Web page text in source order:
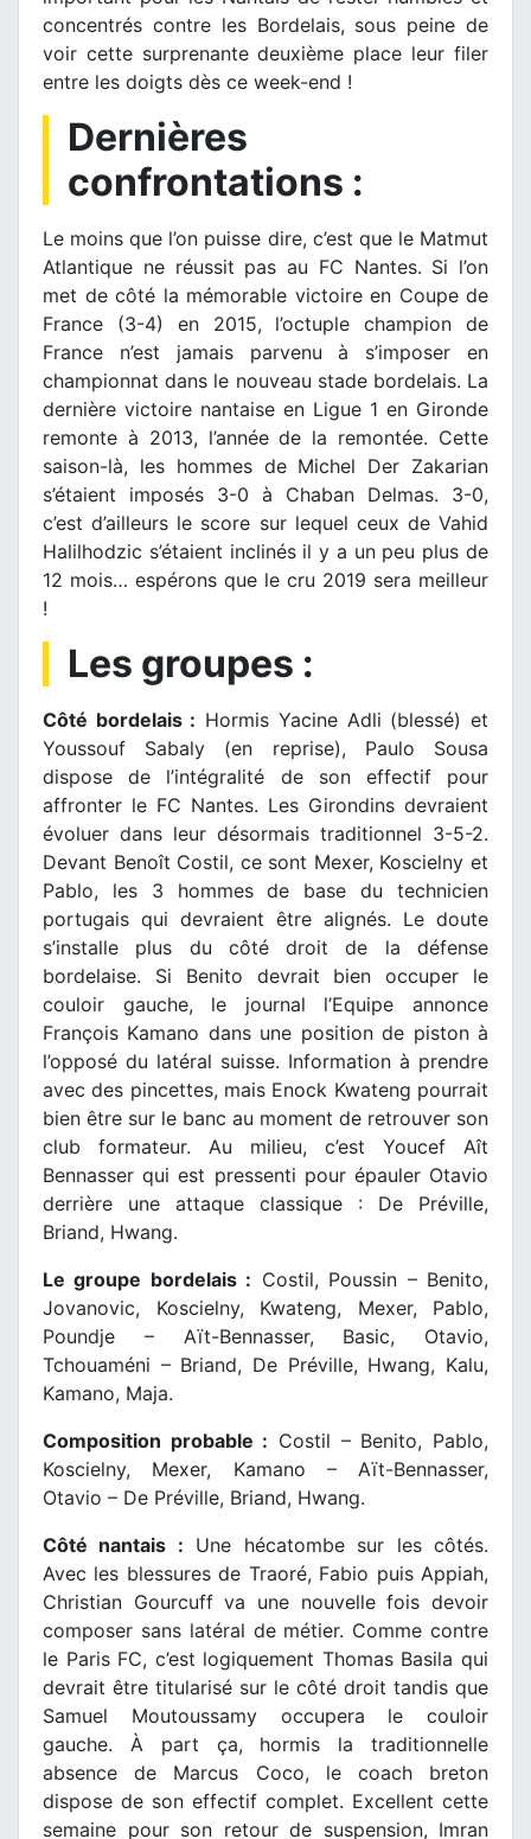
concentrés contre les Bordelais, sous peine de
voir cette surprenante deuxième place leur filer
entre les doigts dès ce week-end !
Dernières
confrontations :
Le moins que l’on puisse dire, c’est que le Matmut
Atlantique ne réussit pas au FC Nantes. Si l’on
met de côté la mémorable victoire en Coupe de
France (3-4) en 2015, l’octuple champion de
France n’est jamais parvenu à s’imposer en
championnat dans le nouveau stade bordelais. La
dernière victoire nantaise en Ligue 1 en Gironde
remonte à 2013, l’année de la remontée. Cette
saison-là, les hommes de Michel Der Zakarian
s’étaient imposés 3-0 à Chaban Delmas. 3-0,
c’est d’ailleurs le score sur lequel ceux de Vahid
Halilhodzic s’étaient inclinés il y a un peu plus de
12 mois… espérons que le cru 2019 sera meilleur
!
Les groupes :
Côté bordelais : Hormis Yacine Adli (blessé) et
Youssouf Sabaly (en reprise), Paulo Sousa
dispose de l’intégralité de son effectif pour
affronter le FC Nantes. Les Girondins devraient
évoluer dans leur désormais traditionnel 3-5-2.
Devant Benoît Costil, ce sont Mexer, Koscielny et
Pablo, les 3 hommes de base du technicien
portugais qui devraient être alignés. Le doute
s’installe plus du côté droit de la défense
bordelaise. Si Benito devrait bien occuper le
couloir gauche, le journal l’Equipe annonce
François Kamano dans une position de piston à
l’opposé du latéral suisse. Information à prendre
avec des pincettes, mais Enock Kwateng pourrait
bien être sur le banc au moment de retrouver son
club formateur. Au milieu, c’est Youcef Aît
Bennasser qui est pressenti pour épauler Otavio
derrière une attaque classique : De Préville,
Briand, Hwang.
Le groupe bordelais : Costil, Poussin – Benito,
Jovanovic, Koscielny, Kwateng, Mexer, Pablo,
Poundje – Aït-Bennasser, Basic, Otavio,
Tchouaméni – Briand, De Préville, Hwang, Kalu,
Kamano, Maja.
Composition probable : Costil – Benito, Pablo,
Koscielny, Mexer, Kamano – Aït-Bennasser,
Otavio – De Préville, Briand, Hwang.
Côté nantais : Une hécatombe sur les côtés.
Avec les blessures de Traoré, Fabio puis Appiah,
Christian Gourcuff va une nouvelle fois devoir
composer sans latéral de métier. Comme contre
le Paris FC, c’est logiquement Thomas Basila qui
devrait être titularisé sur le côté droit tandis que
Samuel Moutoussamy occupera le couloir
gauche. À part ça, hormis la traditionnelle
absence de Marcus Coco, le coach breton
dispose de son effectif complet. Excellent cette
semaine pour son retour de suspension, Imran